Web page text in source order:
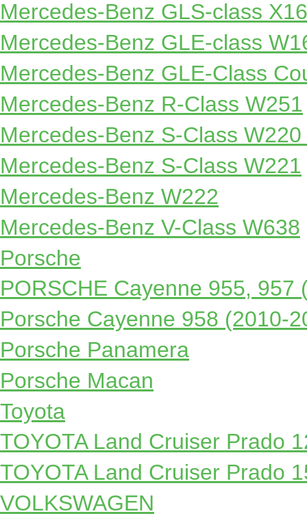
Mercedes-Benz GLS-class
Mercedes-Benz GLE-class
Mercedes-Benz GLE-Class
Mercedes-Benz R-Class W251
Mercedes-Benz S-Class
Mercedes-Benz S-Class W221
Mercedes-Benz W222
Mercedes-Benz V-Class W638
Porsche
PORSCHE Cayenne 955, 957
Porsche Cayenne 958 (2010-
Porsche Panamera
Porsche Macan
Toyota
TOYOTA Land Cruiser Prado
TOYOTA Land Cruiser Prado
VOLKSWAGEN